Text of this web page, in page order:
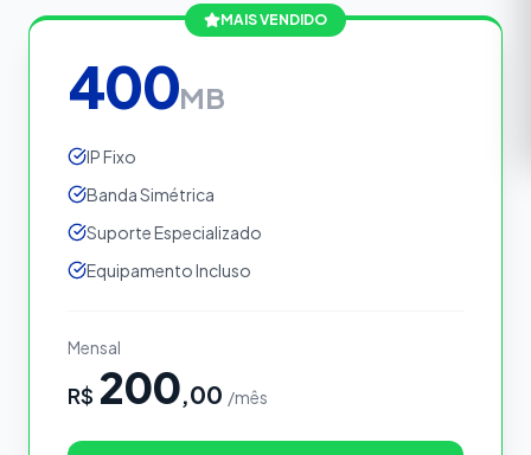
MAIS VENDIDO
400MB
IP Fixo
Banda Simétrica
Suporte Especializado
Equipamento Incluso
Mensal
R$ 200,00 /mês